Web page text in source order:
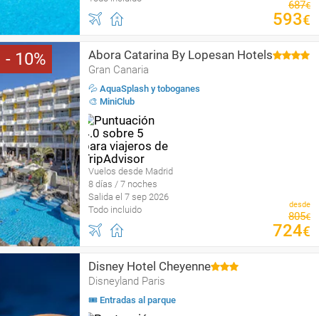
687€
593€
10 Abora Catarina By Lopesan Hotels
Gran Canaria
💦 AquaSplash y toboganes
🎨 MiniClub
Vuelos desde Madrid
8 días / 7 noches
Salida el 7 sep 2026
Todo incluido
desde
805€
724€
Disney Hotel Cheyenne
Disneyland Paris
🎟 Entradas al parque